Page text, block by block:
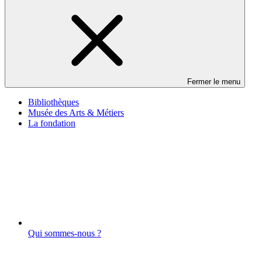
Fermer le menu
Bibliothèques
Musée des Arts & Métiers
La fondation
Qui sommes-nous ?